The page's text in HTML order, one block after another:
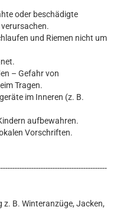
oder beschädigte
und Riemen nicht um
– Gefahr von
Tragen.
im Inneren (z. B.
aufbewahren.
Vorschriften.
B. Winteranzüge, Jacken,